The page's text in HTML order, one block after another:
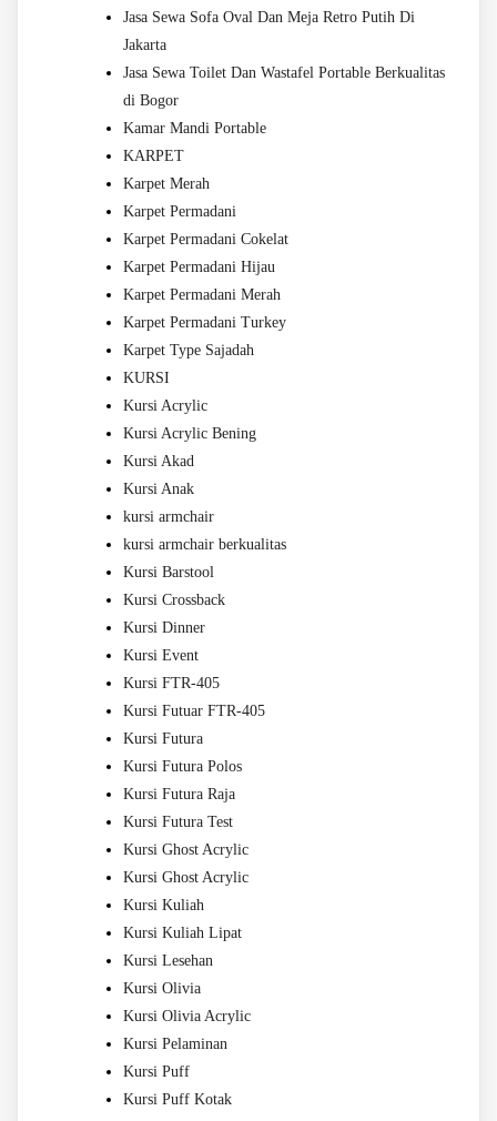
Jasa Sewa Sofa Oval Dan Meja Retro Putih Di
Jakarta
Jasa Sewa Toilet Dan Wastafel Portable Berkualitas
di Bogor
Kamar Mandi Portable
KARPET
Karpet Merah
Karpet Permadani
Karpet Permadani Cokelat
Karpet Permadani Hijau
Karpet Permadani Merah
Karpet Permadani Turkey
Karpet Type Sajadah
KURSI
Kursi Acrylic
Kursi Acrylic Bening
Kursi Akad
Kursi Anak
kursi armchair
kursi armchair berkualitas
Kursi Barstool
Kursi Crossback
Kursi Dinner
Kursi Event
Kursi FTR-405
Kursi Futuar FTR-405
Kursi Futura
Kursi Futura Polos
Kursi Futura Raja
Kursi Futura Test
Kursi Ghost Acrylic
Kursi Ghost Acrylic
Kursi Kuliah
Kursi Kuliah Lipat
Kursi Lesehan
Kursi Olivia
Kursi Olivia Acrylic
Kursi Pelaminan
Kursi Puff
Kursi Puff Kotak